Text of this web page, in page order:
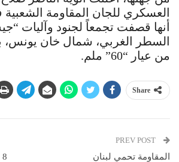
العسكري للجان المقاومة
أنها قصفت تجمعاً لجنود وآليات
السطر الغربي، شمال خان يونس،
من عيار “60” ملم.
Share
المقاومة تحمي لبنان